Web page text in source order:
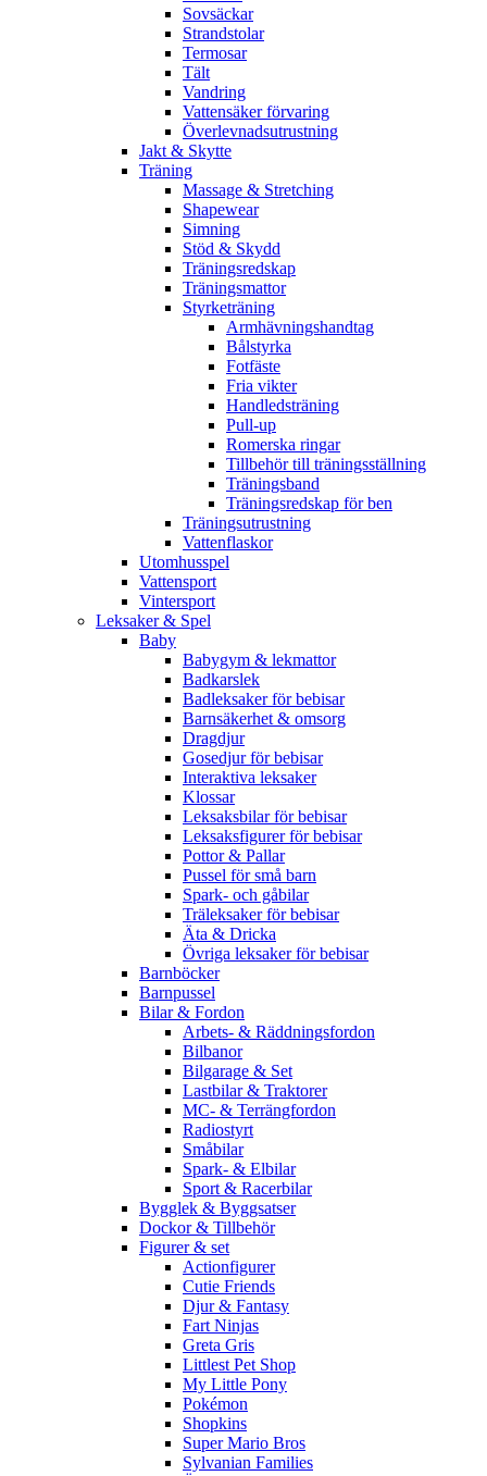
Sovsäckar
Strandstolar
Termosar
Tält
Vandring
Vattensäker förvaring
Överlevnadsutrustning
Jakt & Skytte
Träning
Massage & Stretching
Shapewear
Simning
Stöd & Skydd
Träningsredskap
Träningsmattor
Styrketräning
Armhävningshandtag
Bålstyrka
Fotfäste
Fria vikter
Handledsträning
Pull-up
Romerska ringar
Tillbehör till träningsställning
Träningsband
Träningsredskap för ben
Träningsutrustning
Vattenflaskor
Utomhusspel
Vattensport
Vintersport
Leksaker & Spel
Baby
Babygym & lekmattor
Badkarslek
Badleksaker för bebisar
Barnsäkerhet & omsorg
Dragdjur
Gosedjur för bebisar
Interaktiva leksaker
Klossar
Leksaksbilar för bebisar
Leksaksfigurer för bebisar
Pottor & Pallar
Pussel för små barn
Spark- och gåbilar
Träleksaker för bebisar
Äta & Dricka
Övriga leksaker för bebisar
Barnböcker
Barnpussel
Bilar & Fordon
Arbets- & Räddningsfordon
Bilbanor
Bilgarage & Set
Lastbilar & Traktorer
MC- & Terrängfordon
Radiostyrt
Småbilar
Spark- & Elbilar
Sport & Racerbilar
Bygglek & Byggsatser
Dockor & Tillbehör
Figurer & set
Actionfigurer
Cutie Friends
Djur & Fantasy
Fart Ninjas
Greta Gris
Littlest Pet Shop
My Little Pony
Pokémon
Shopkins
Super Mario Bros
Sylvanian Families